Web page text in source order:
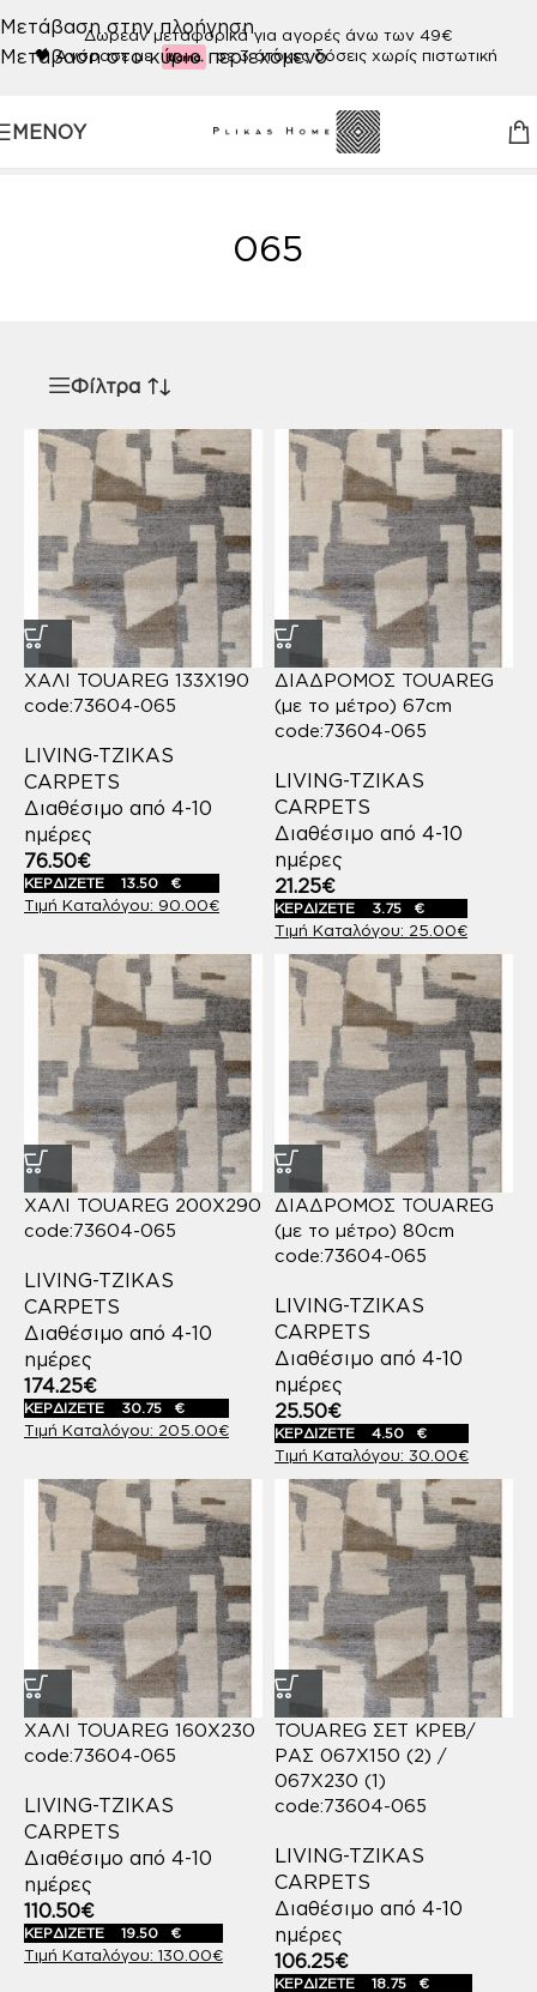
Μετάβαση στην πλοήγηση
Μετάβαση στο κύριο περιεχόμενο
Δωρεάν μεταφορικά για αγορές άνω των 49€
🖤Αγόρασε με σε 3 άτοκες δόσεις χωρίς πιστωτική
ΜΕΝΟΎ
065
065
Φίλτρα
ΧΑΛΙ TOUAREG 133X190
code:73604-065
LIVING-TZIKAS
CARPETS
Διαθέσιμο από 4-10
ημέρες
90.00€
76.50€
ΚΕΡΔΙΖΕΤΕ 13.50 €
ΔΙΑΔΡΟΜΟΣ TOUAREG
(με το μέτρο) 67cm
code:73604-065
LIVING-TZIKAS
CARPETS
Διαθέσιμο από 4-10
ημέρες
25.00€
21.25€
ΚΕΡΔΙΖΕΤΕ 3.75 €
ΧΑΛΙ TOUAREG 200X290
code:73604-065
LIVING-TZIKAS
CARPETS
Διαθέσιμο από 4-10
ημέρες
205.00€
174.25€
ΚΕΡΔΙΖΕΤΕ 30.75 €
ΔΙΑΔΡΟΜΟΣ TOUAREG
(με το μέτρο) 80cm
code:73604-065
LIVING-TZIKAS
CARPETS
Διαθέσιμο από 4-10
ημέρες
30.00€
25.50€
ΚΕΡΔΙΖΕΤΕ 4.50 €
ΧΑΛΙ TOUAREG 160X230
code:73604-065
LIVING-TZIKAS
CARPETS
Διαθέσιμο από 4-10
ημέρες
130.00€
110.50€
ΚΕΡΔΙΖΕΤΕ 19.50 €
TOUAREG ΣΕΤ ΚΡΕΒ/
ΡΑΣ 067X150 (2) /
067X230 (1)
code:73604-065
LIVING-TZIKAS
CARPETS
Διαθέσιμο από 4-10
ημέρες
106.25€
ΚΕΡΔΙΖΕΤΕ 18.75 €